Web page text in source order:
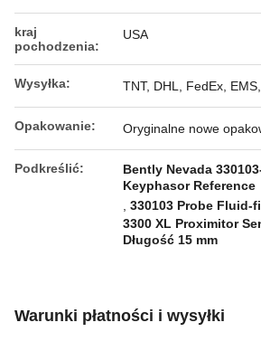
kraj
pochodzenia:
USA
Wysyłka: TNT, DHL, FedEx,
Opakowanie: Oryginalne nowe
Podkreślić:
Bently Nevada
Keyphasor Reference
330103 Probe Fluid-
3300 XL Proximitor
Długość 15 mm
Warunki płatności i wysyłki